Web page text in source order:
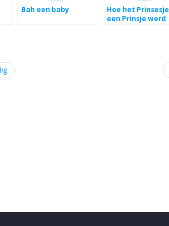
Bah een baby
Hoe het Prinsesje
een Prinsje werd